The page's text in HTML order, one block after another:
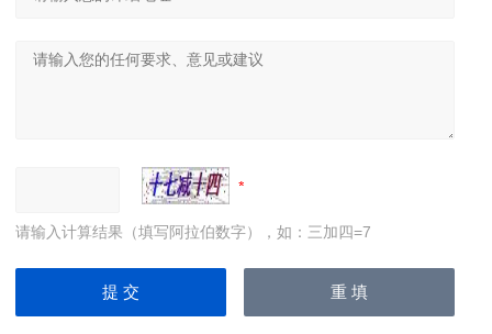
请输入计算结果（填写阿拉伯数字），如：三加四=7